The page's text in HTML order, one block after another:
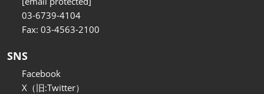
03-6739-4104
Fax: 03-4563-2100
SNS
Facebook
X（旧:Twitter）